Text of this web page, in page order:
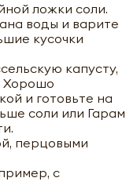
ложки соли.
воды и варите
кусочки
капусту,
Хорошо
и готовьте на
соли или Гарам
перцовыми
с